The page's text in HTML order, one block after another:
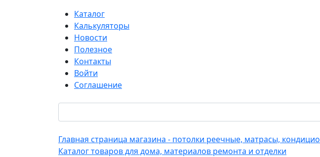
Каталог
Калькуляторы
Новости
Полезное
Контакты
Войти
Соглашение
Главная страница магазина - потолки реечные, матрасы,
Каталог товаров для дома, материалов ремонта и отделки